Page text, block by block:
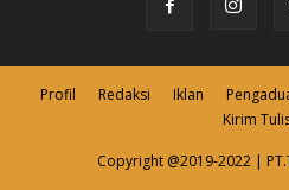
Profil Redaksi Iklan
Kirim
Copyright @2019-2022 |